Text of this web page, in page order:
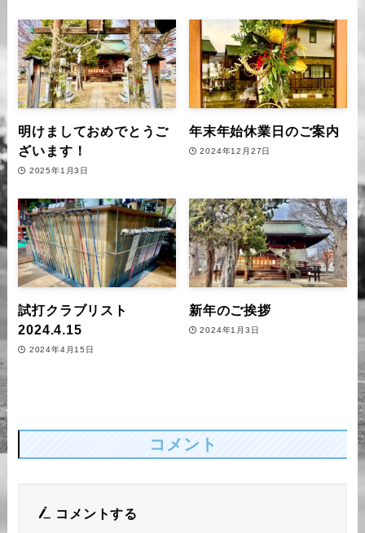
明けましておめでとうご
ざいます！
2025年1月3日
年末年始休業日のご案内
2024年12月27日
試打クラブリスト
2024.4.15
2024年4月15日
新年のご挨拶
2024年1月3日
コメント
コメントする